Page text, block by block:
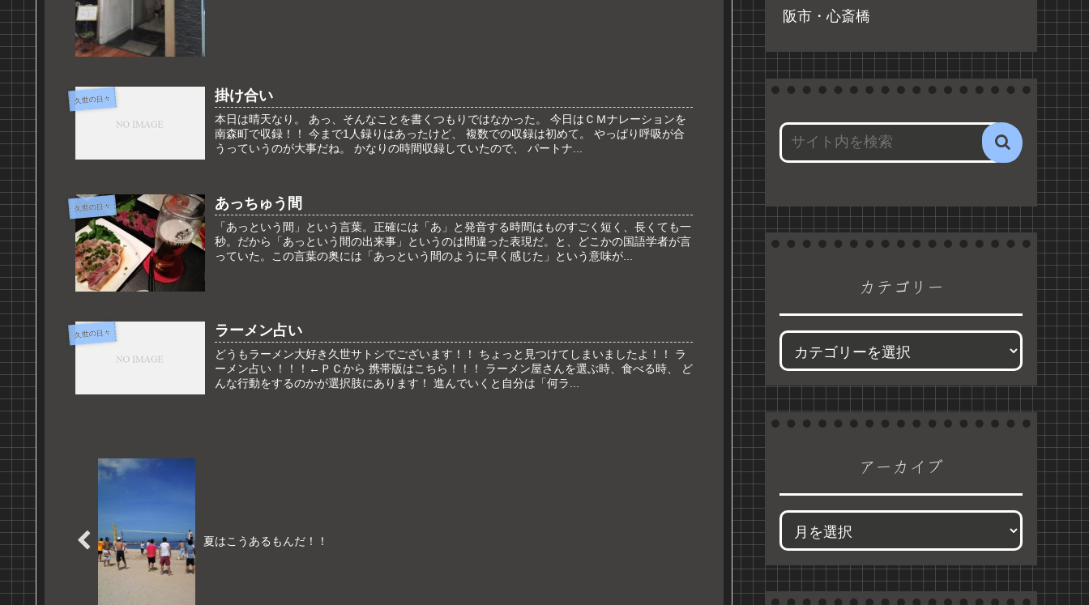
久世の日々 掛け合い
本日は晴天なり。 あっ、そんなことを書くつもりではなかった。 今日はＣＭナレーションを
南森町で収録！！ 今まで1人録りはあったけど、 複数での収録は初めて。 やっぱり呼吸が合
うっていうのが大事だね。 かなりの時間収録していたので、 パートナ...
久世の日々 あっちゅう間
「あっという間」という言葉。正確には「あ」と発音する時間はものすごく短く、長くても一
秒。だから「あっという間の出来事」というのは間違った表現だ。と、どこかの国語学者が言
っていた。この言葉の奥には「あっという間のように早く感じた」という意味が...
久世の日々 ラーメン占い
どうもラーメン大好き久世サトシでございます！！ ちょっと見つけてしまいましたよ！！ ラ
ーメン占い ！！！←ＰＣから 携帯版はこちら！！！ ラーメン屋さんを選ぶ時、食べる時、 ど
んな行動をするのかが選択肢にあります！ 進んでいくと自分は「何ラ...
夏はこうあるもんだ！！
阪市・心斎橋
カテゴリー
アーカイブ